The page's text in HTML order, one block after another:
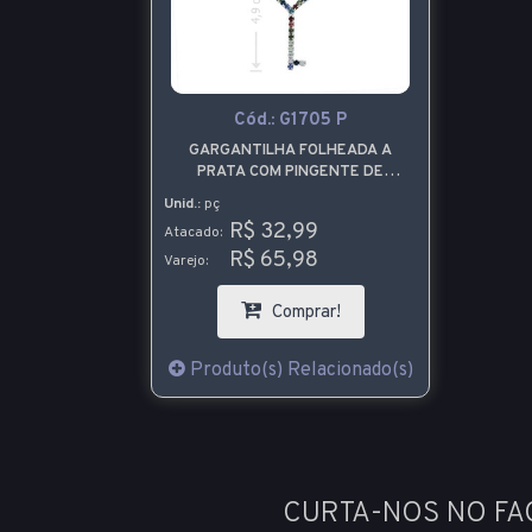
Cód.: G1705 P
GARGANTILHA FOLHEADA A
PRATA COM PINGENTE DE
Unid.: pç
Atacado: R$ 32,99
Varejo: R$ 65,98
Comprar!
Produto(s) Relacionado(s)
CURTA-NOS NO